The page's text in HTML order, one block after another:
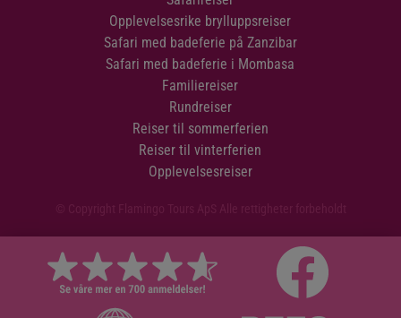
Opplevelsesrike brylluppsreiser
Safari med badeferie på Zanzibar
Safari med badeferie i Mombasa
Familiereiser
Rundreiser
Reiser til sommerferien
Reiser til vinterferien
Opplevelsesreiser